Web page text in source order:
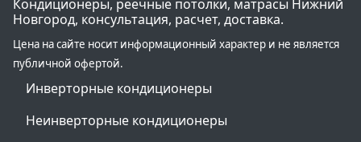
Кондиционеры, реечные потолки, матрасы Нижний
Новгород, консультация, расчет, доставка.
Цена на сайте носит информационный характер и не является
публичной офертой.
Инверторные кондиционеры
Неинверторные кондиционеры